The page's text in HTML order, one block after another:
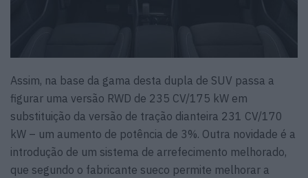
Assim, na base da gama desta dupla de SUV passa a
figurar uma versão RWD de 235 CV/175 kW em
substituição da versão de tração dianteira 231 CV/170
kW – um aumento de potência de 3%. Outra novidade é a
introdução de um sistema de arrefecimento melhorado,
que segundo o fabricante sueco permite melhorar a